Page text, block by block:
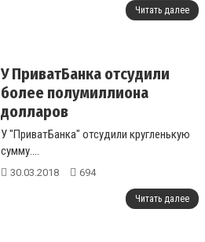
Читать далее
У ПриватБанка отсудили
более полумиллиона
долларов
У "ПриватБанка" отсудили кругленькую
сумму....
30.03.2018 694
Читать далее